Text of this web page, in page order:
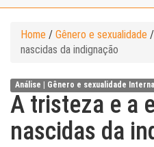
Home / Gênero e sexualidade /
nascidas da indignação
Análise | Gênero e sexualidade
A tristeza e a
nascidas da